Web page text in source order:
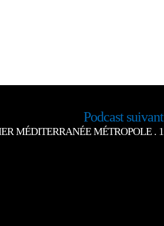
Podcast suivant
MÉDITERRANÉE MÉTROPOLE . 1